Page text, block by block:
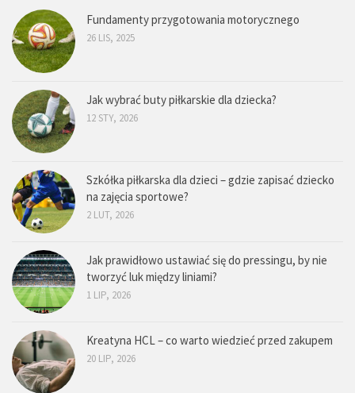
Fundamenty przygotowania motorycznego
26 LIS, 2025
Jak wybrać buty piłkarskie dla dziecka?
12 STY, 2026
Szkółka piłkarska dla dzieci – gdzie zapisać dziecko
na zajęcia sportowe?
2 LUT, 2026
Jak prawidłowo ustawiać się do pressingu, by nie
tworzyć luk między liniami?
1 LIP, 2026
Kreatyna HCL – co warto wiedzieć przed zakupem
20 LIP, 2026